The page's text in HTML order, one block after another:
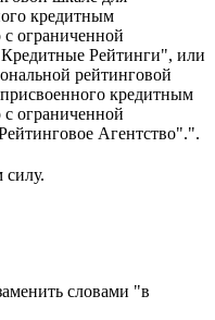
кредитным
ограниченной
Рейтинги", или
рейтинговой
кредитным
ограниченной
Агентство".".
силу.
словами "в